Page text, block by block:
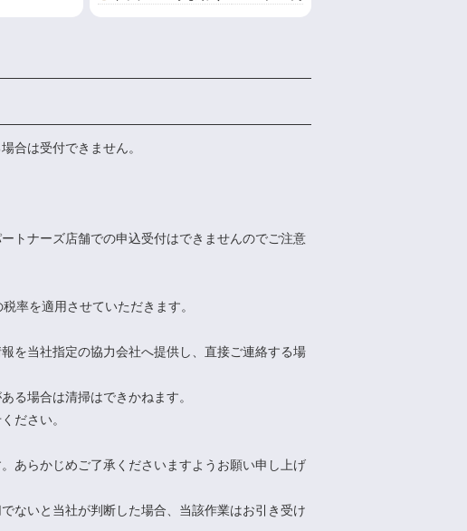
合は受付できません。
トナーズ店舗での申込受付はできませんのでご注意
率を適用させていただきます。
を当社指定の協力会社へ提供し、直接ご連絡する場
る場合は清掃はできかねます。
ださい。
あらかじめご了承くださいますようお願い申し上げ
ないと当社が判断した場合、当該作業はお引き受け